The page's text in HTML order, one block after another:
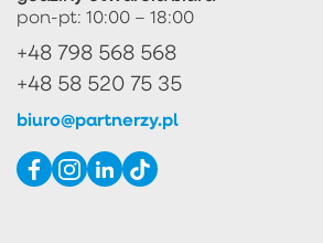
pon-pt: 10:00 – 18:00
+48 798 568 568
+48 58 520 75 35
biuro@partnerzy.pl